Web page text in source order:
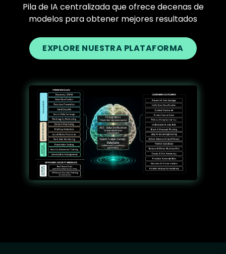
Pila de IA centralizada que ofrece decenas de
modelos para obtener mejores resultados
EXPLORE NUESTRA PLATAFORMA